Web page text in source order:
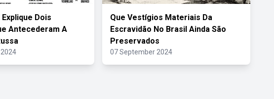
Dois
Antecederam A
Que Vestígios Materiais Da
Escravidão No Brasil Ainda São
Preservados
07 September 2024